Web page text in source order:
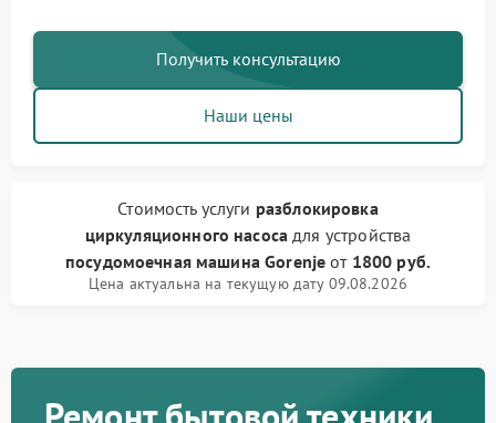
Получить консультацию
Наши цены
Стоимость услуги разблокировка
циркуляционного насоса для устройства
посудомоечная машина Gorenje от 1800 руб.
Цена актуальна на текущую дату 09.08.2026